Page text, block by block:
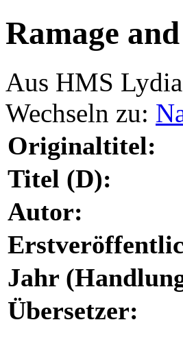
Ramage
Aus HMS
Wechseln zu:
Originaltitel:
Titel (D):
Autor:
Jahr
Übersetzer: